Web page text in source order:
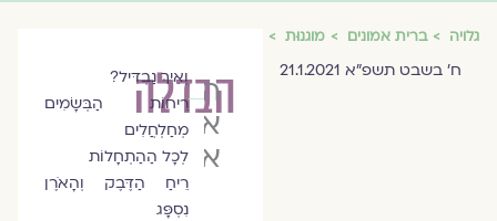
גלויה ברית אמונים מוגנוּת
ח׳ בשבט תשפ״א 21.1.2021 הבדלה
הרַבָּה
אסנת
אלדר
וְאֵיךְ נַבְדִּיל?
רֵיחוֹת הַבְּשָׂמִים
מְחַלְחֲלִים
לְכָל הַהַתְחָלוֹת
רֵיחַ הַדֶּבֶק וְהָאֹרֶן
נִסְפָּג